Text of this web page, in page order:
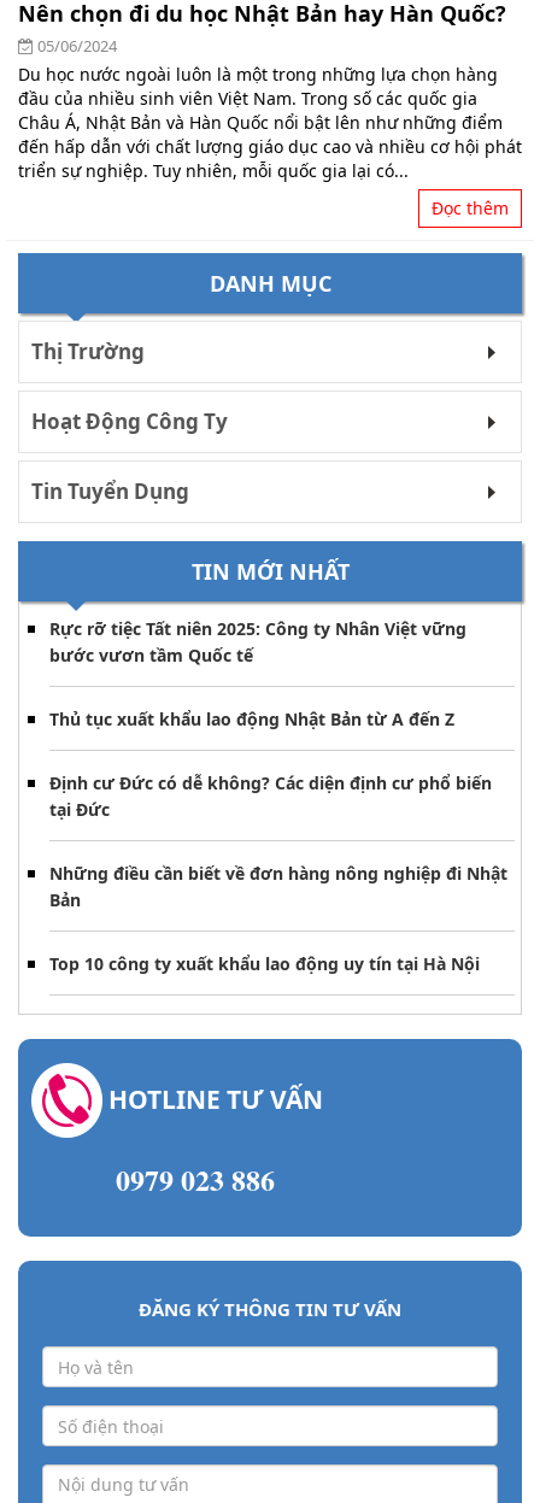
Nên chọn đi du học Nhật Bản hay Hàn Quốc?
05/06/2024
Du học nước ngoài luôn là một trong những lựa chọn hàng
đầu của nhiều sinh viên Việt Nam. Trong số các quốc gia
Châu Á, Nhật Bản và Hàn Quốc nổi bật lên như những điểm
đến hấp dẫn với chất lượng giáo dục cao và nhiều cơ hội phát
triển sự nghiệp. Tuy nhiên, mỗi quốc gia lại có...
Đọc thêm
DANH MỤC
Thị Trường
Hoạt Động Công Ty
Tin Tuyển Dụng
TIN MỚI NHẤT
Rực rỡ tiệc Tất niên 2025: Công ty Nhân Việt vững
bước vươn tầm Quốc tế
Thủ tục xuất khẩu lao động Nhật Bản từ A đến Z
Định cư Đức có dễ không? Các diện định cư phổ biến
tại Đức
Những điều cần biết về đơn hàng nông nghiệp đi Nhật
Bản
Top 10 công ty xuất khẩu lao động uy tín tại Hà Nội
HOTLINE TƯ VẤN
0979 023 886
ĐĂNG KÝ THÔNG TIN TƯ VẤN